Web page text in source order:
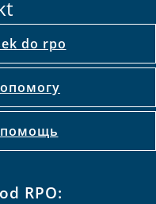
do rpo
помощь
RPO: